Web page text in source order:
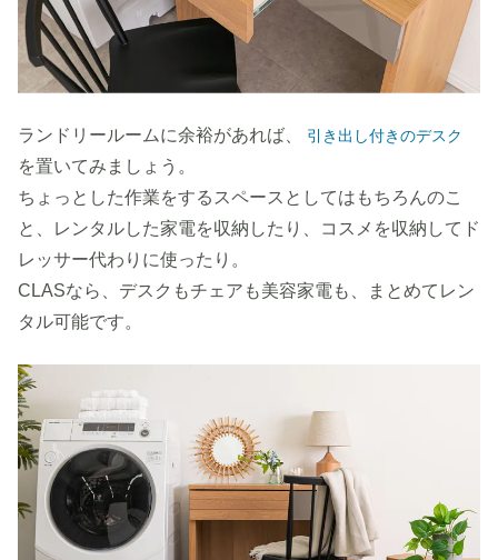
ランドリールームに余裕があれば、 引き出し付きのデスク
を置いてみましょう。
ちょっとした作業をするスペースとしてはもちろんのこ
と、レンタルした家電を収納したり、コスメを収納してド
レッサー代わりに使ったり。
CLASなら、デスクもチェアも美容家電も、まとめてレン
タル可能です。